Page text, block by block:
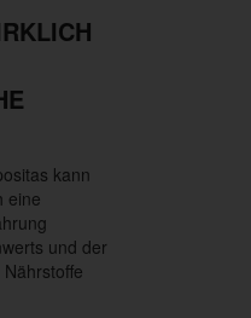
kann
eine
und der